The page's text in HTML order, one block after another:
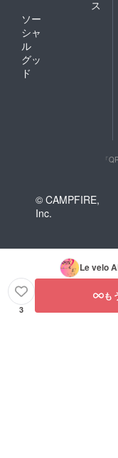
ス
ソー
シャ
ル
グッ
ド
「
© CAMPFIRE,
Inc.
Le velo
3
も